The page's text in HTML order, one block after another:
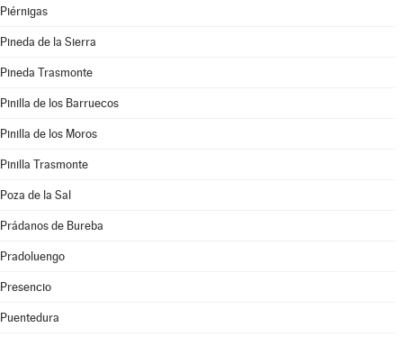
Piérnigas
Pineda de la Sierra
Pineda Trasmonte
Pinilla de los Barruecos
Pinilla de los Moros
Pinilla Trasmonte
Poza de la Sal
Prádanos de Bureba
Pradoluengo
Presencio
Puentedura